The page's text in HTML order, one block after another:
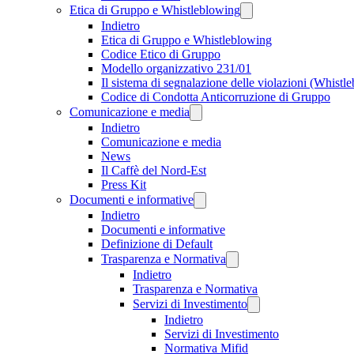
Etica di Gruppo e Whistleblowing
Indietro
Etica di Gruppo e Whistleblowing
Codice Etico di Gruppo
Modello organizzativo 231/01
Il sistema di segnalazione delle violazioni
Codice di Condotta Anticorruzione di Gruppo
Comunicazione e media
Indietro
Comunicazione e media
News
Il Caffè del Nord-Est
Press Kit
Documenti e informative
Indietro
Documenti e informative
Definizione di Default
Trasparenza e Normativa
Indietro
Trasparenza e Normativa
Servizi di Investimento
Indietro
Servizi di Investimento
Normativa Mifid